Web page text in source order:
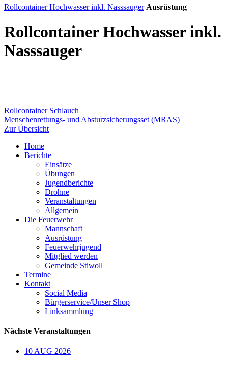
Rollcontainer Hochwasser inkl. Nasssauger Ausrüstung
Rollcontainer Hochwasser inkl.
Nasssauger
Beitragsnavigation
Vorherige
Ausrüstung:
Rollcontainer Schlauch
Nächste
Ausrüstung:
Menschenrettungs- und Absturzsicherungsset (MRAS)
Zur Übersicht
Home
Berichte
Einsätze
Übungen
Jugendberichte
Drohne
Veranstaltungen
Allgemein
Die Feuerwehr
Mannschaft
Ausrüstung
Feuerwehrjugend
Mitglied werden
Gemeinde Stiwoll
Termine
Kontakt
Social Media
Bürgerservice/Unser Shop
Linksammlung
Nächste Veranstaltungen
10AUG 2026